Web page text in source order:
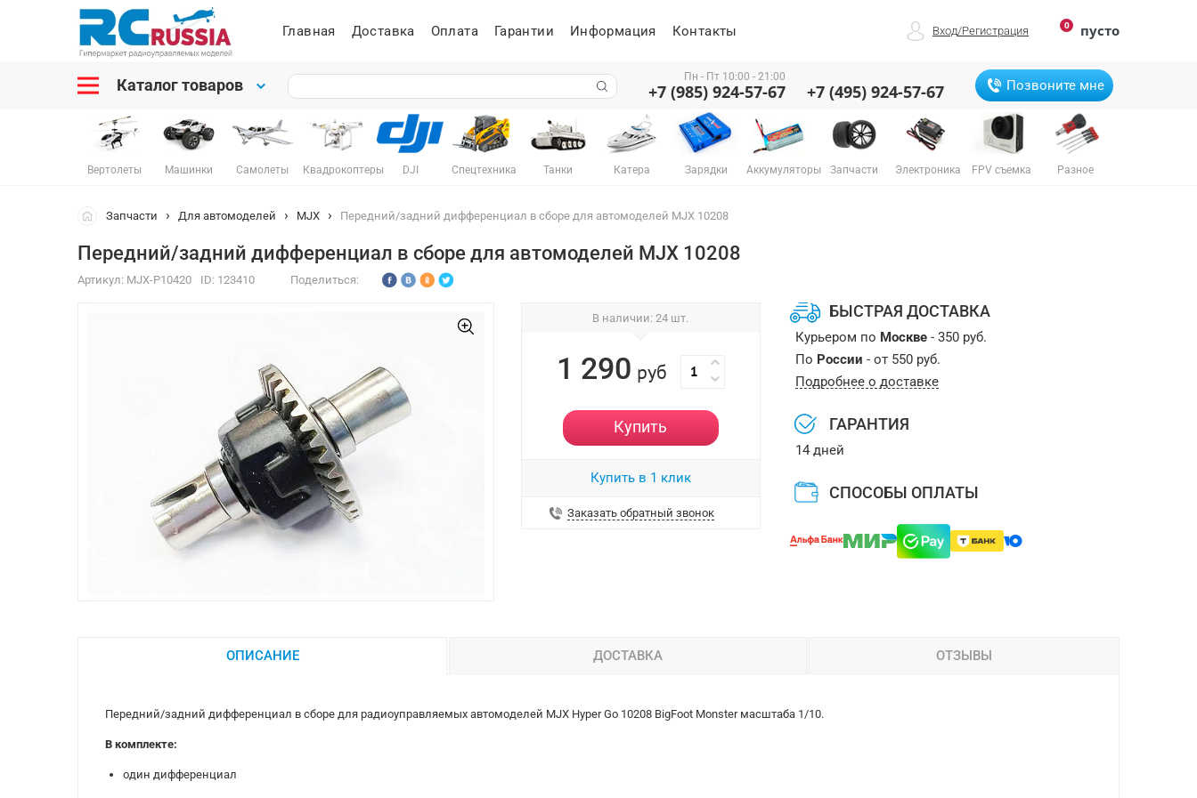
0 пусто
Вход/Регистрация
Главная Доставка Оплата Гарантии Информация Контакты
Каталог товаров Пн - Пт 10:00 - 21:00
+7 (985) 924-57-67 +7 (495) 924-57-67 Позвоните мне
Вертолеты Машинки Самолеты Квадрокоптеры DJI Спецтехника Танки Катера Зарядки Аккумуляторы Запчасти Электроника FPV съемка Разное
Запчасти Для автомоделей MJX Передний/задний дифференциал в сборе для автомоделей MJX 10208
Передний/задний дифференциал в сборе для автомоделей MJX 10208
Артикул: MJX-P10420 ID: 123410 Поделиться:
В наличии: 24 шт.
1 290 руб
Купить
Купить в 1 клик
Заказать обратный звонок
БЫСТРАЯ ДОСТАВКА
Курьером по Москве - 350 руб.
По России - от 550 руб.
Подробнее о доставке
ГАРАНТИЯ
14 дней
СПОСОБЫ ОПЛАТЫ
ОПИСАНИЕ ДОСТАВКА ОТЗЫВЫ
Передний/задний дифференциал в сборе для радиоуправляемых автомоделей MJX Hyper Go 10208 BigFoot Monster масштаба 1/10.
В комплекте:
один дифференциал